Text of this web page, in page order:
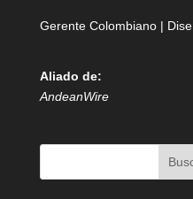
Gerente Colombiano |
Aliado de:
AndeanWire